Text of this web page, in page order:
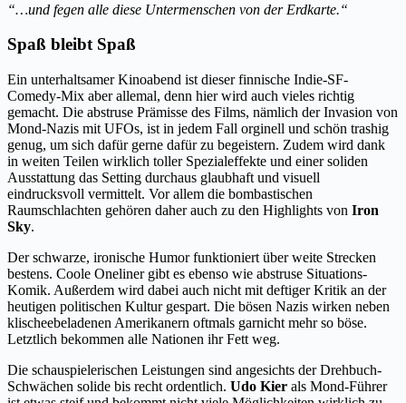
“…und fegen alle diese Untermenschen von der Erdkarte.“
Spaß bleibt Spaß
Ein unterhaltsamer Kinoabend ist dieser finnische Indie-SF-
Comedy-Mix aber allemal, denn hier wird auch vieles richtig
gemacht. Die abstruse Prämisse des Films, nämlich der Invasion von
Mond-Nazis mit UFOs, ist in jedem Fall orginell und schön trashig
genug, um sich dafür gerne dafür zu begeistern. Zudem wird dank
in weiten Teilen wirklich toller Spezialeffekte und einer soliden
Ausstattung das Setting durchaus glaubhaft und visuell
eindrucksvoll vermittelt. Vor allem die bombastischen
Raumschlachten gehören daher auch zu den Highlights von Iron
Sky.
Der schwarze, ironische Humor funktioniert über weite Strecken
bestens. Coole Oneliner gibt es ebenso wie abstruse Situations-
Komik. Außerdem wird dabei auch nicht mit deftiger Kritik an der
heutigen politischen Kultur gespart. Die bösen Nazis wirken neben
klischeebeladenen Amerikanern oftmals garnicht mehr so böse.
Letztlich bekommen alle Nationen ihr Fett weg.
Die schauspielerischen Leistungen sind angesichts der Drehbuch-
Schwächen solide bis recht ordentlich. Udo Kier als Mond-Führer